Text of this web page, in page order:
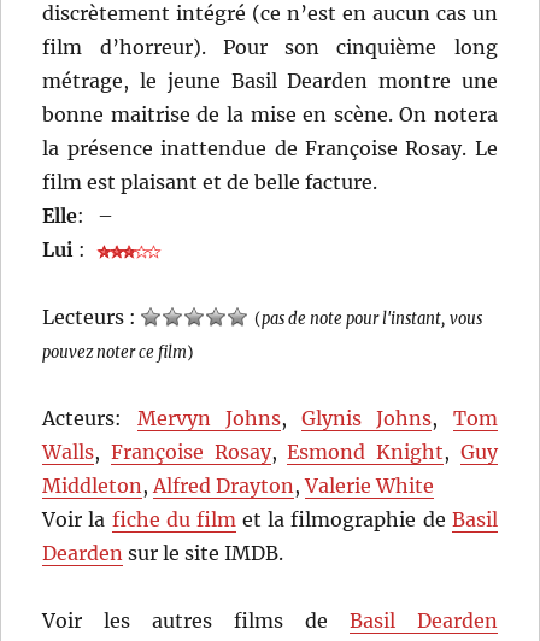
discrètement intégré (ce n’est en aucun cas un
film d’horreur). Pour son cinquième long
métrage, le jeune Basil Dearden montre une
bonne maitrise de la mise en scène. On notera
la présence inattendue de Françoise Rosay. Le
film est plaisant et de belle facture.
Elle:
–
Lui :
Lecteurs : (pas de note pour l'instant, vous
pouvez noter ce film)
Acteurs: Mervyn Johns,Glynis Johns, Tom
Walls, Françoise Rosay,Esmond Knight, Guy
Middleton,Alfred Drayton,Valerie White
Voir la fiche du filmet la filmographie de Basil
Dearden sur le site IMDB.
Voir les autres films de Basil Dearden